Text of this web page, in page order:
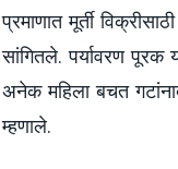
प्रमाणात मूर्ती
सांगितले. पर्यावरण पूरक
अनेक महिला बचत
म्हणाले.